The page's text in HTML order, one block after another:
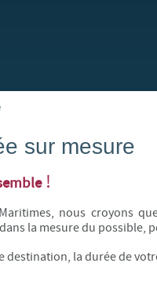
sur mesure
!
, nous croyons
la mesure du possible,
la durée de